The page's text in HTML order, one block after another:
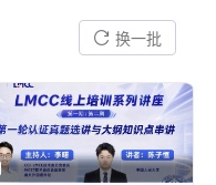
换一批